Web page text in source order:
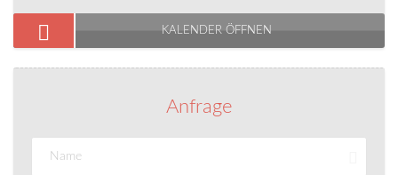
KALENDER ÖFFNEN
Anfrage